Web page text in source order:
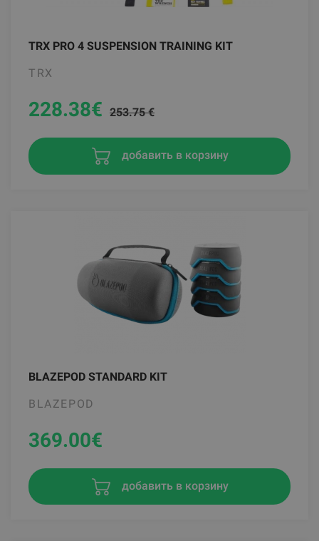
TRX PRO 4 SUSPENSION TRAINING KIT
TRX
228.38€ 253.75 €
добавить в корзину
BLAZEPOD STANDARD KIT
BLAZEPOD
369.00€
добавить в корзину